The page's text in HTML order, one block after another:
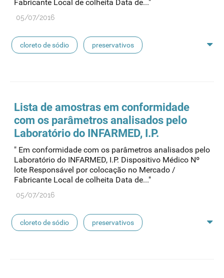
linhas de perfusão desinfetantes
Fabricante Local de colheita Data de..."
05/07/2016
cloreto de sódio preservativos
pensos lancetas luvas cirúrgicas
concentrados de hemodiálise lavagem nasal
linhas de perfusão desinfetantes
Lista de amostras em conformidade
com os parâmetros analisados pelo
Laboratório do INFARMED, I.P.
" Em conformidade com os parâmetros analisados pelo
Laboratório do INFARMED, I.P. Dispositivo Médico Nº
lote Responsável por colocação no Mercado /
Fabricante Local de colheita Data de..."
05/07/2016
cloreto de sódio preservativos